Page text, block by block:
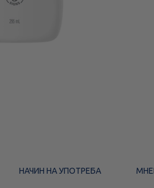
НАЧИН НА УПОТРЕБА